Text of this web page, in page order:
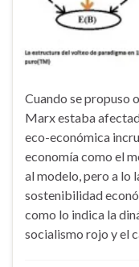
Cuando se propuso
Marx estaba
eco-económica
economía como el
al modelo, pero a lo
sostenibilidad
como lo indica la
socialismo rojo y el